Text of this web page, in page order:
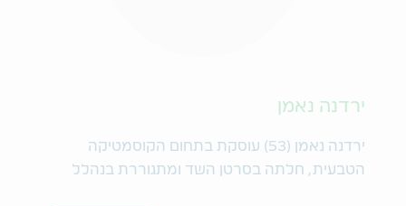
ירדנה נאמן
ירדנה נאמן (53) עוסקת בתחום הקוסמטיקה
הטבעית, חלתה בסרטן השד ומתגוררת בנהלל